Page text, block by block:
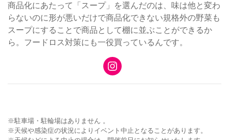
商品化にあたって「スープ」を選んだのは、味は他と変わ
らないのに形が悪いだけで商品化できない規格外の野菜も
スープにすることで商品として棚に並ぶことができるか
ら。フードロス対策にも一役買っているんです。
※駐車場・駐輪場はありません 。
※天候や感染症の状況によりイベント中止となることがあります。